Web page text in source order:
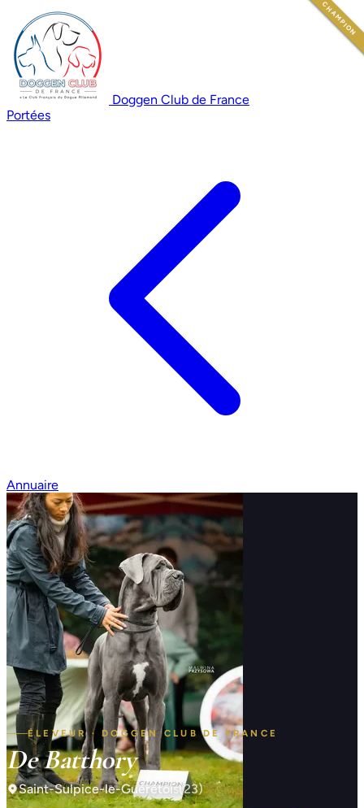
Doggen Club de France
Portées
Annuaire
ÉLEVEUR · DOGGEN CLUB DE FRANCE
De Batthory
Saint-Sulpice-le-Guérétois(23)
CHAMPION
CHAMPION